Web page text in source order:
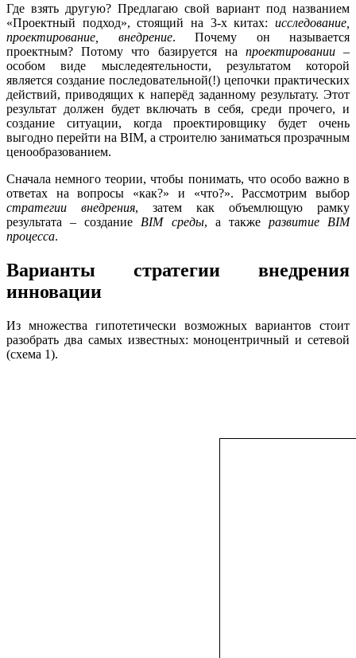
Где взять другую? Предлагаю свой вариант под названием
«Проектный подход», стоящий на 3-х китах: исследование,
проектирование, внедрение. Почему он называется
проектным? Потому что базируется на проектировании–
особом виде мыследеятельности, результатом которой
является создание последовательной(!) цепочки практических
действий, приводящих к наперёд заданному результату. Этот
результат должен будет включать в себя, среди прочего, и
создание ситуации, когда проектировщику будет очень
выгодно перейти на BIM, а строителю заниматься прозрачным
ценообразованием.
Сначала немного теории, чтобы понимать, что особо важно в
ответах на вопросы «как?» и «что?». Рассмотрим выбор
стратегии внедрения, затем как объемлющую рамку
результата – создание BIM среды, а также развитие BIM
процесса.
Варианты стратегии внедрения
инновации
Из множества гипотетически возможных вариантов стоит
разобрать два самых известных: моноцентричный и сетевой
(схема 1).